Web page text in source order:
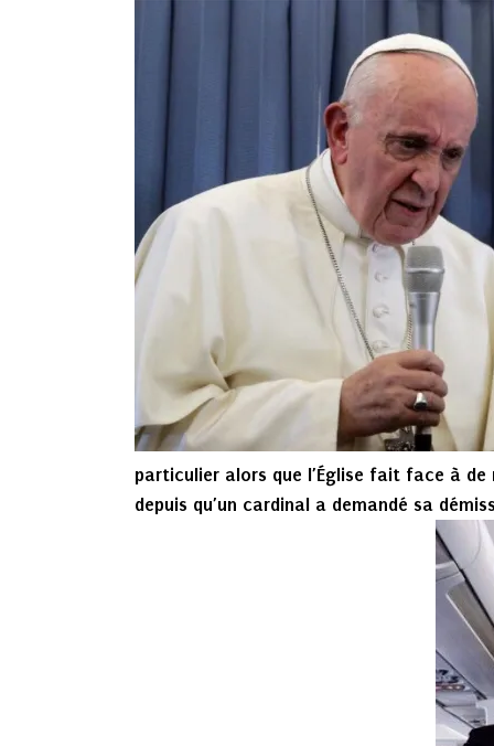
particulier alors que l’Église fait face à
depuis qu’un cardinal a demandé sa